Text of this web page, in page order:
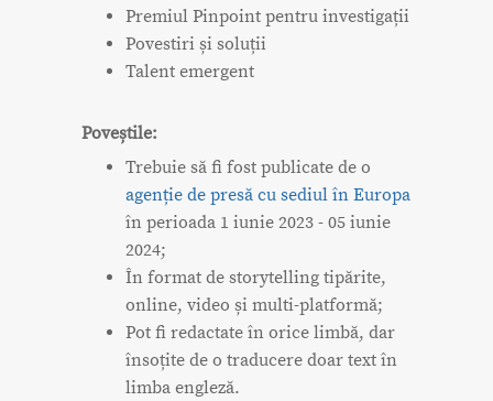
Premiul Pinpoint pentru investigații
Povestiri și soluții
Talent emergent
Poveștile:
Trebuie să fi fost publicate de o
agenție de presă cu sediul în Europa
în perioada 1 iunie 2023 - 05 iunie
2024;
În format de storytelling tipărite,
online, video și multi-platformă;
Pot fi redactate în orice limbă, dar
însoțite de o traducere doar text în
limba engleză.